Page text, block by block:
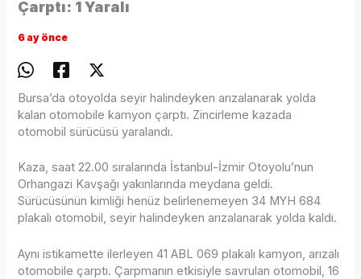
Çarptı: 1 Yaralı
6 ay önce
Bursa’da otoyolda seyir halindeyken arızalanarak yolda
kalan otomobile kamyon çarptı. Zincirleme kazada
otomobil sürücüsü yaralandı.
Kaza, saat 22.00 sıralarında İstanbul-İzmir Otoyolu’nun
Orhangazi Kavşağı yakınlarında meydana geldi.
Sürücüsünün kimliği henüz belirlenemeyen 34 MYH 684
plakalı otomobil, seyir halindeyken arızalanarak yolda kaldı.
Aynı istikamette ilerleyen 41 ABL 069 plakalı kamyon, arızalı
otomobile çarptı. Çarpmanın etkisiyle savrulan otomobil, 16